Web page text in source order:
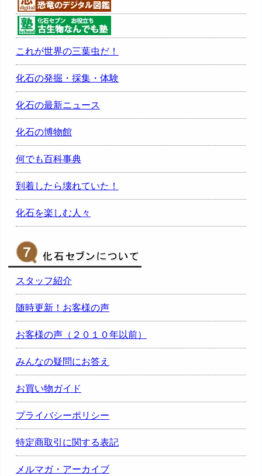
これが世界の三葉虫だ！
化石の発掘・採集・体験
化石の最新ニュース
化石の博物館
何でも百科事典
到着したら壊れていた！
化石を楽しむ人々
スタッフ紹介
随時更新！お客様の声
お客様の声（２０１０年以前）
みんなの疑問にお答え
お買い物ガイド
プライバシーポリシー
特定商取引に関する表記
メルマガ・アーカイブ